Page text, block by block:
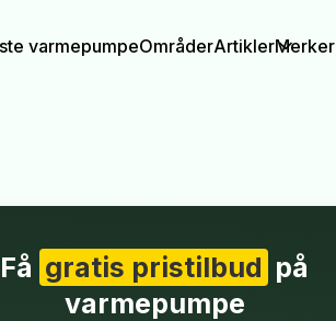
varmepumpeOmråderArtiklerMerker
Få gratis pristilbud på
varmepumpe